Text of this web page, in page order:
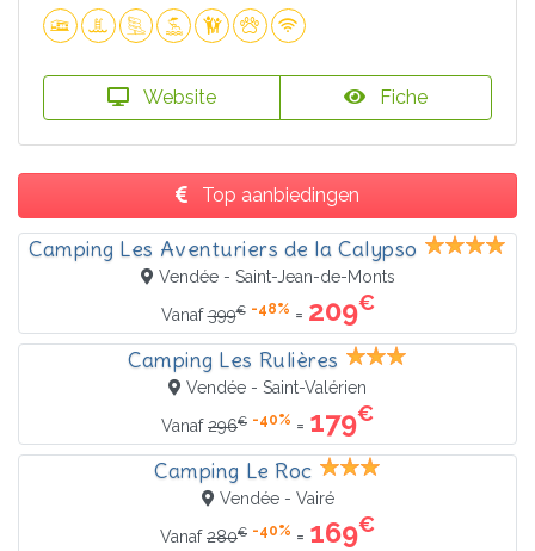
Website Fiche
Top aanbiedingen
Camping Les Aventuriers de la Calypso
Vendée - Saint-Jean-de-Monts
Vanaf399€ -48% = 209€
Camping Les Rulières
Vendée - Saint-Valérien
Vanaf296€ -40% = 179€
Camping Le Roc
Vendée - Vairé
Vanaf280€ -40% = 169€